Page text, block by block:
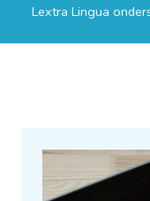
Lextra Lingua